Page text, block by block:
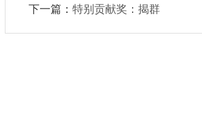
下一篇： 特别贡献奖：揭群